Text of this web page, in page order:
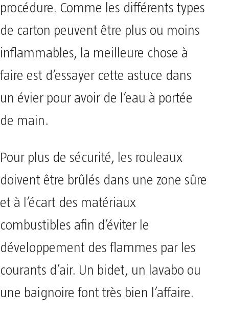
procédure. Comme les différents types
de carton peuvent être plus ou moins
inflammables, la meilleure chose à
faire est d’essayer cette astuce dans
un évier pour avoir de l’eau à portée
de main.
Pour plus de sécurité, les rouleaux
doivent être brûlés dans une zone sûre
et à l’écart des matériaux
combustibles afin d’éviter le
développement des flammes par les
courants d’air. Un bidet, un lavabo ou
une baignoire font très bien l’affaire.